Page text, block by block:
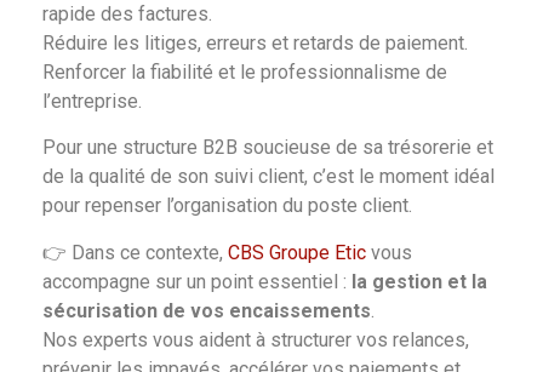
rapide des factures.
Réduire les litiges, erreurs et retards de paiement.
Renforcer la fiabilité et le professionnalisme de
l’entreprise.
Pour une structure B2B soucieuse de sa trésorerie et
de la qualité de son suivi client, c’est le moment idéal
pour repenser l’organisation du poste client.
👉 Dans ce contexte, CBS Groupe Etic vous
accompagne sur un point essentiel : la gestion et la
sécurisation de vos encaissements
Nos experts vous aident à structurer vos relances,